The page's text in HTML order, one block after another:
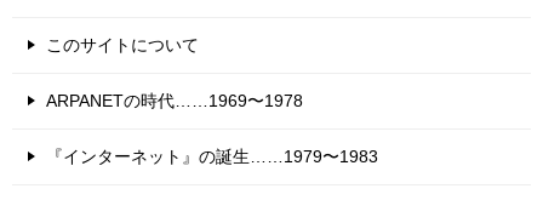
このサイトについて
ARPANETの時代……1969〜1978
『インターネット』の誕生……1979〜1983